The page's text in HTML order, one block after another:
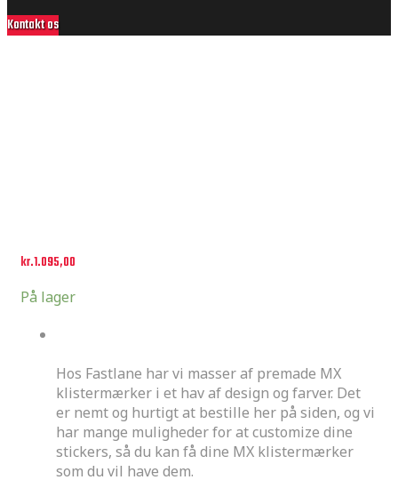
Kontakt os
kr.1.095,00
På lager
Hos Fastlane har vi masser af premade MX
klistermærker i et hav af design og farver. Det
er nemt og hurtigt at bestille her på siden, og vi
har mange muligheder for at customize dine
stickers, så du kan få dine MX klistermærker
som du vil have dem.